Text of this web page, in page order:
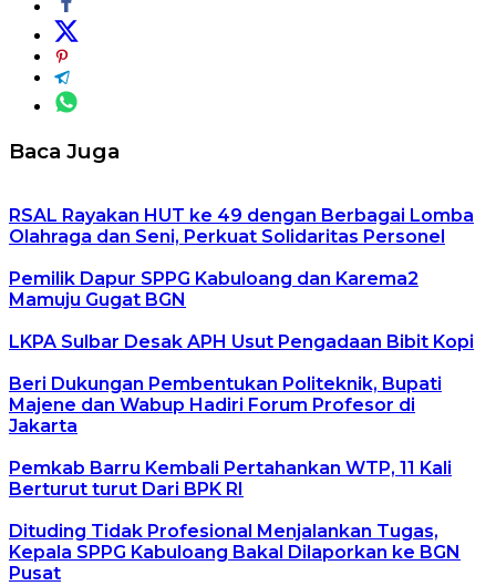
Baca Juga
RSAL Rayakan HUT ke 49 dengan Berbagai Lomba
Olahraga dan Seni, Perkuat Solidaritas Personel
Pemilik Dapur SPPG Kabuloang dan Karema2
Mamuju Gugat BGN
LKPA Sulbar Desak APH Usut Pengadaan Bibit Kopi
Beri Dukungan Pembentukan Politeknik, Bupati
Majene dan Wabup Hadiri Forum Profesor di
Jakarta
Pemkab Barru Kembali Pertahankan WTP, 11 Kali
Berturut turut Dari BPK RI
Dituding Tidak Profesional Menjalankan Tugas,
Kepala SPPG Kabuloang Bakal Dilaporkan ke BGN
Pusat